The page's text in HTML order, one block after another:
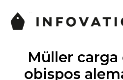
Müller carga
obispos